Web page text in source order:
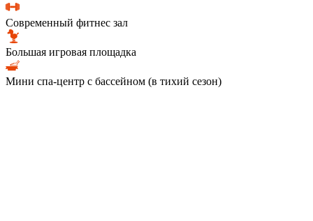
Современный фитнес зал
Большая игровая площадка
Мини спа-центр с бассейном (в тихий сезон)